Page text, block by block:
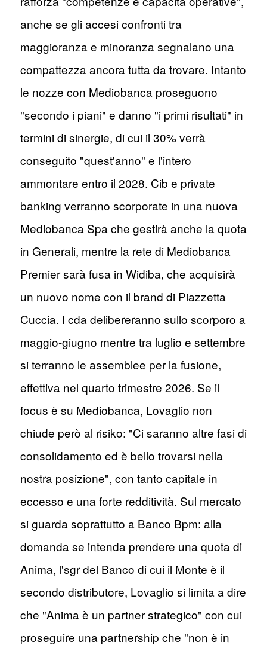
anche se gli accesi confronti tra
maggioranza e minoranza segnalano una
compattezza ancora tutta da trovare. Intanto
le nozze con Mediobanca proseguono
"secondo i piani" e danno "i primi risultati" in
termini di sinergie, di cui il 30% verrà
conseguito "quest'anno" e l'intero
ammontare entro il 2028. Cib e private
banking verranno scorporate in una nuova
Mediobanca Spa che gestirà anche la quota
in Generali, mentre la rete di Mediobanca
Premier sarà fusa in Widiba, che acquisirà
un nuovo nome con il brand di Piazzetta
Cuccia. I cda delibereranno sullo scorporo a
maggio-giugno mentre tra luglio e settembre
si terranno le assemblee per la fusione,
effettiva nel quarto trimestre 2026. Se il
focus è su Mediobanca, Lovaglio non
chiude però al risiko: "Ci saranno altre fasi di
consolidamento ed è bello trovarsi nella
nostra posizione", con tanto capitale in
eccesso e una forte redditività. Sul mercato
si guarda soprattutto a Banco Bpm: alla
domanda se intenda prendere una quota di
Anima, l'sgr del Banco di cui il Monte è il
secondo distributore, Lovaglio si limita a dire
che "Anima è un partner strategico" con cui
proseguire una partnership che "non è in